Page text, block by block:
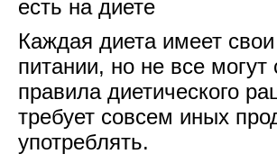
Каждая диета имеет
питании, но не все
правила диетического
требует совсем иных
употреблять.